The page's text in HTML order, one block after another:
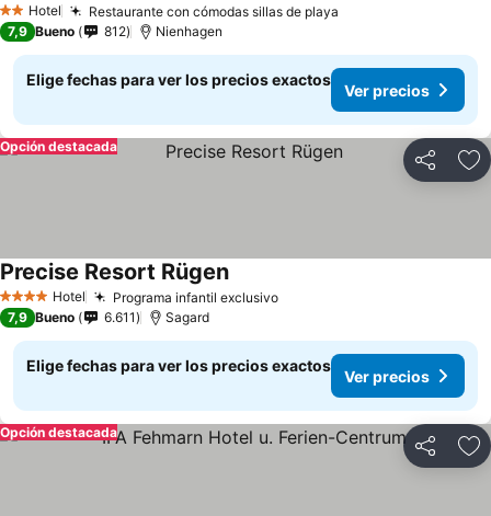
2 Estrellas
Hotel Restaurante con cómodas sillas de playa
7,9 Bueno 812 Nienhagen
Elige fechas para ver los precios exactos
Ver precios
Compartir
Opción destacada
4 EstrellasHotel Programa infantil exclusivo
Precise Resort Rügen
7,9 Bueno 6.611 Sagard
Elige fechas para ver los precios exactos
Ver precios
Compartir
Opción destacada